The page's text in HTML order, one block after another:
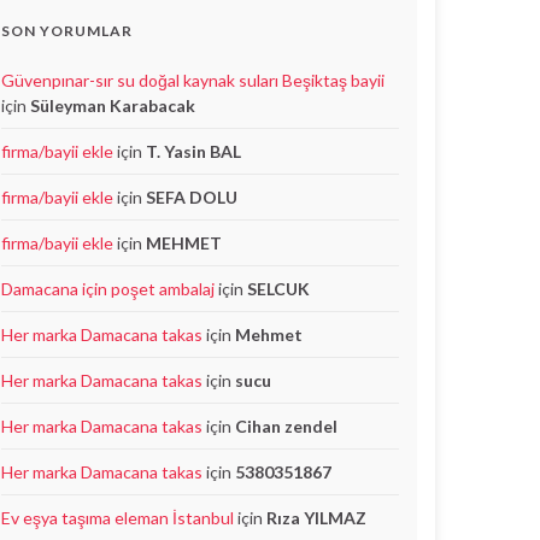
SON YORUMLAR
Güvenpınar-sır su doğal kaynak suları Beşiktaş bayii
için Süleyman Karabacak
firma/bayii ekleiçin T. Yasin BAL
firma/bayii ekleiçin SEFA DOLU
firma/bayii ekleiçin MEHMET
Damacana için poşet ambalajiçin SELCUK
Her marka Damacana takas için Mehmet
Her marka Damacana takas için sucu
Her marka Damacana takas için Cihan zendel
Her marka Damacana takas için 5380351867
Ev eşya taşıma eleman İstanbul için Rıza YILMAZ